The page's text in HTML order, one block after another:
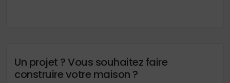
Un projet ? Vous souhaitez faire
construire votre maison ?